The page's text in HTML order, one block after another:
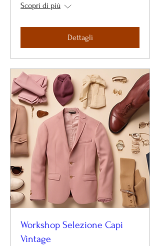
Scopri di più
Dettagli
Workshop Selezione Capi
Vintage